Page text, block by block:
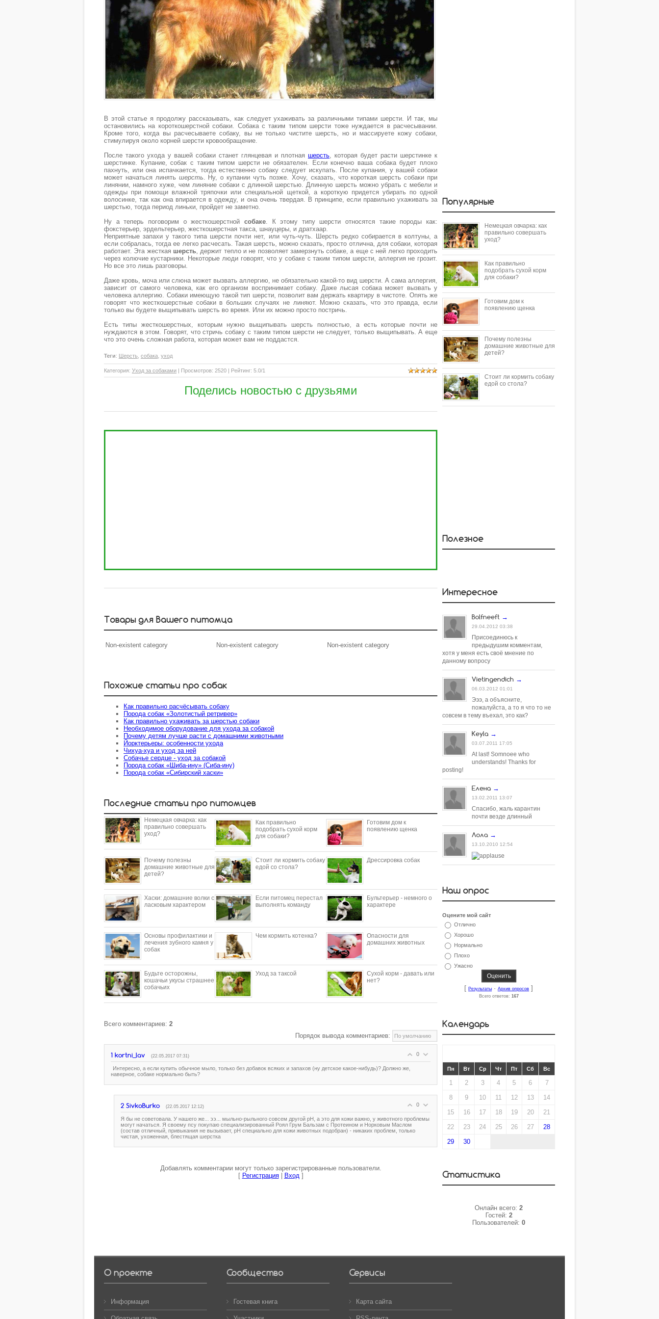
В этой статье я продолжу рассказывать, как следует ухаживать за различными типами шерсти. И так, мы
остановились на короткошерстной собаки. Собака с таким типом шерсти тоже нуждается в расчесывании.
Кроме того, когда вы расчесываете собаку, вы не только чистите шерсть, но и массируете кожу собаки,
стимулируя около корней шерсти кровообращение.
После такого ухода у вашей собаки станет глянцевая и плотная шерсть, которая будет расти шерстинке к
шерстинке. Купание, собак с таким типом шерсти не обязателен. Если конечно ваша собака будет плохо
пахнуть, или она испачкается, тогда естественно собаку следует искупать. После купания, у вашей собаки
может начаться линять шерсть. Ну, о купании чуть позже. Хочу, сказать, что короткая шерсть собаки при
линянии, намного хуже, чем линяние собаки с длинной шерстью. Длинную шерсть можно убрать с мебели и
одежды при помощи влажной тряпочки или специальной щеткой, а короткую придется убирать по одной
волосинке, так как она впирается в одежду, и она очень твердая. В принципе, если правильно ухаживать за
шерстью, тогда период линьки, пройдет не заметно.
Ну а теперь поговорим о жесткошерстной собаке. К этому типу шерсти относятся такие породы как:
фокстерьер, эрдельтерьер, жесткошерстная такса, шнауцеры, и дратхаар.
Неприятные запахи у такого типа шерсти почти нет, или чуть-чуть. Шерсть редко собирается в колтуны, а
если собралась, тогда ее легко расчесать. Такая шерсть, можно сказать, просто отлична, для собаки, которая
работает. Эта жесткая шерсть, держит тепло и не позволяет замерзнуть собаке, а еще с ней легко проходить
через колючие кустарники. Некоторые люди говорят, что у собаке с таким типом шерсти, аллергия не грозит.
Но все это лишь разговоры.
Даже кровь, моча или слюна может вызвать аллергию, не обязательно какой-то вид шерсти. А сама аллергия,
зависит от самого человека, как его организм воспринимает собаку. Даже лысая собака может вызвать у
человека аллергию. Собаки имеющую такой тип шерсти, позволит вам держать квартиру в чистоте. Опять же
говорят что жесткошерстные собаки в больших случаях не линяют. Можно сказать, что это правда, если
только вы будете выщипывать шерсть во время. Или их можно просто постричь.
Есть типы жесткошерстных, которым нужно выщипывать шерсть полностью, а есть которые почти не
нуждаются в этом. Говорят, что стричь собаку с таким типом шерсти не следует, только выщипывать. А еще
что это очень сложная работа, которая может вам не поддастся.
Теги: Шерсть собака уход
Категория: Уход за собаками | Просмотров: 2520 | Рейтинг: 5.0/1
Поделись новостью с друзьями
Товары для Вашего питомца
Non-existent category Non-existent category Non-existent category
Похожие статьи про собак
Как правильно расчёсывать собаку
Порода собак «Золотистый ретривер»
Как правильно ухаживать за шерстью собаки
Необходимое оборудование для ухода за собакой
Почему детям лучше расти с домашними животными
Йорктерьеры: особенности ухода
Чихуа-хуа и уход за ней
Собачье сердце - уход за собакой
Порода собак «Шиба-ину» (Сиба-ину)
Порода собак «Сибирский хаски»
Последние статьи про питомцев
Немецкая овчарка: как
правильно совершать
уход?
Как правильно
подобрать сухой корм
для собаки?
Готовим дом к
появлению щенка
Почему полезны
домашние животные для
детей?
Стоит ли кормить собаку
едой со стола?
Дрессировка собак
​Хаски: домашние волки с
ласковым характером
Если питомец перестал
выполнять команду
Бультерьер - немного о
характере
Основы профилактики и
лечения зубного камня у
собак
Чем кормить котенка?
Опасности для
домашних животных
Будьте осторожны,
кошачьи укусы страшнее
собачьих
Уход за таксой
Сухой корм - давать или
нет?
Всего комментариев: 2
Порядок вывода комментариев:
0
1 kortni_lav (22.05.2017 07:31)
Интересно, а если купить обычное мыло, только без добавок всяких и запахов (ну детское какое-нибудь)? Должно же,
наверное, собаке нормально быть?
0
2 SivkoBurko (22.05.2017 12:12)
Я бы не советовала. У нашего же... ээ... мыльно-рыльного совсем другой рН, а это для кожи важно, у животного проблемы
могут начаться. Я своему псу покупаю специализированный Роял Грум Бальзам с Протеином и Норковым Маслом
(состав отличный, привыкания не вызывает, рН специально для кожи животных подобран) - никаких проблем, только
чистая, ухоженная, блестящая шерстка
Добавлять комментарии могут только зарегистрированные пользователи.
[ Регистрация| Вход ]
Популярные
Немецкая овчарка: как
правильно совершать
уход?
Как правильно
подобрать сухой корм
для собаки?
Готовим дом к
появлению щенка
Почему полезны
домашние животные для
детей?
Стоит ли кормить собаку
едой со стола?
Полезное
Интересное
Bolfneeft →
29.04.2012 03:38
Присоединюсь к
предыдушим комментам,
хотя у меня есть своё мнение по
данному вопросу
Vietingendich →
06.03.2012 01:01
Эээ, а объясните,
пожалуйста, а то я что то не
совсем в тему въехал, это как?
Keyla →
03.07.2011 17:05
At last! Somnoee who
understands! Thanks for
posting!
Елена →
13.02.2011 13:07
Спасибо, жаль карантин
почти везде длинный
Лола →
13.10.2010 12:54
Наш опрос
Оцените мой сайт
Отлично
Хорошо
Нормально
Плохо
Ужасно
[ Результаты · Архив опросов ]
Всего ответов: 167
Календарь
Пн Вт Ср Чт Пт Сб Вс
1 2 3 4 5 6
7
8
9 10 11 12 13
14
15
16 17 18 19 20
21
22
23 24 25 26 27
28
29
30
Статистика
Онлайн всего: 2
Гостей: 2
Пользователей: 0
О проекте
Информация
Сообщество
Гостевая книга
Сервисы
Карта сайта